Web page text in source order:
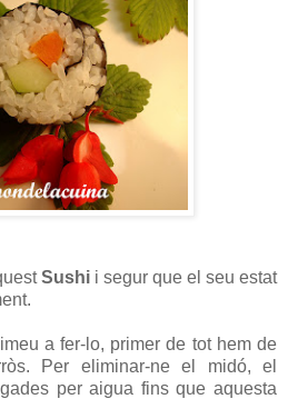
Sushi i segur que el seu estat
a fer-lo, primer de tot hem de
Per eliminar-ne el midó, el
per aigua fins que aquesta